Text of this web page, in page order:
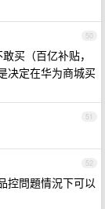
50
买（百亿补贴，
决定在华为商城买
51
52
控問題情況下可以